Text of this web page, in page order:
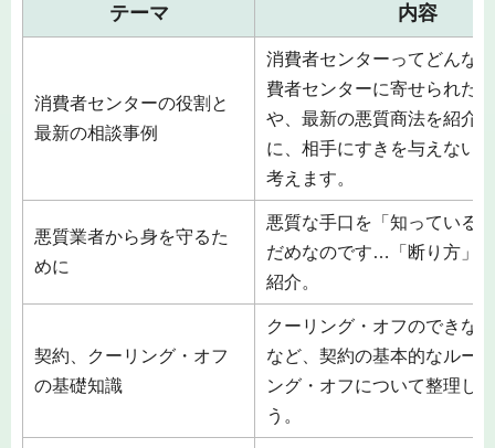
テーマ 内容
消費者センターの役割と
最新の相談事例
消費者センターってどんな
費者センターに寄せられた
や、最新の悪質商法を紹介
に、相手にすきを与えない
考えます。
悪質業者から身を守るた
めに
悪質な手口を「知っている
だめなのです…「断り方」
紹介。
契約、クーリング・オフ
の基礎知識
クーリング・オフのできな
など、契約の基本的なルー
ング・オフについて整理し
う。